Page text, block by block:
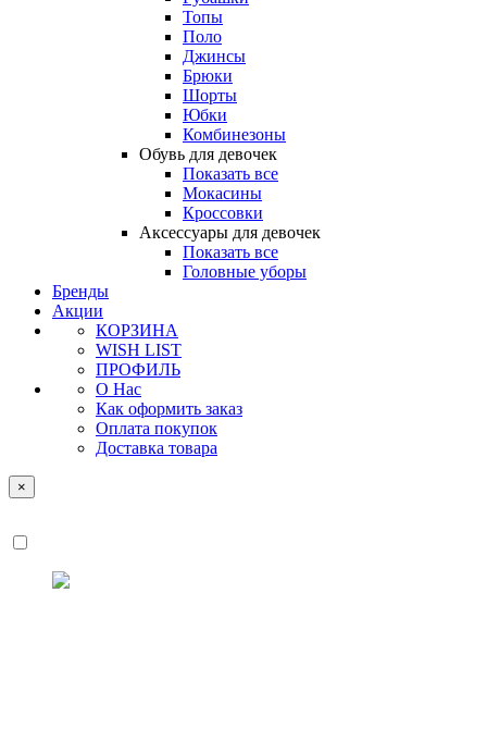
Топы
Поло
Джинсы
Брюки
Шорты
Юбки
Комбинезоны
Обувь для девочек
Показать все
Мокасины
Кроссовки
Аксессуары для девочек
Показать все
Головные уборы
Бренды
Акции
КОРЗИНА
WISH LIST
ПРОФИЛЬ
О Нас
Как оформить заказ
Оплата покупок
Доставка товара
×